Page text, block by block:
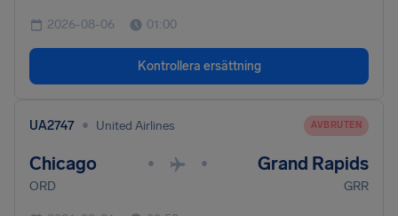
2026-08-06 01:00
Kontrollera ersättning
UA2747 • United Airlines AVBRUTEN
Chicago • • Grand Rapids
ORD GRR